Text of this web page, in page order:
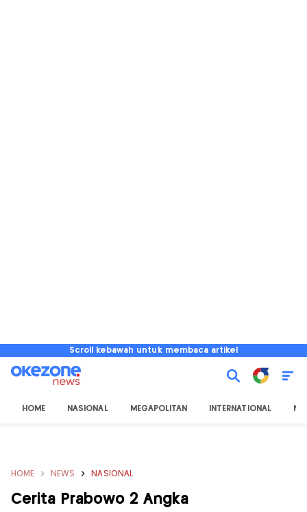
Scroll kebawah untuk membaca artikel
HOME NASIONAL MEGAPOLITAN INTERNATIONAL
HOME NEWS NASIONAL
Cerita Prabowo 2 Angka